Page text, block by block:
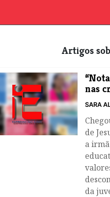
Artigos
nas
SARA
de
a
da